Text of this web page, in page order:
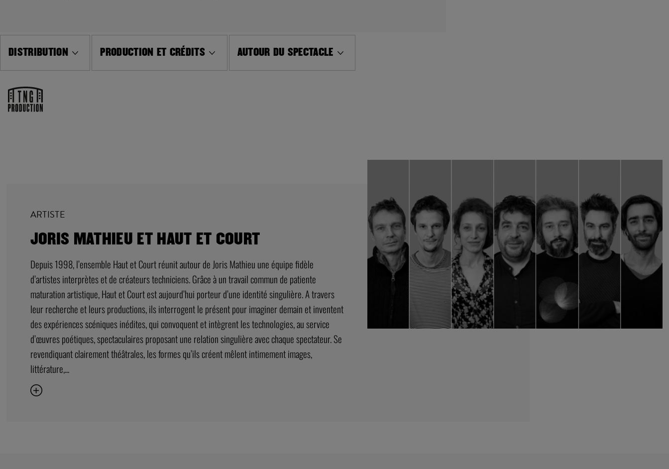
DISTRIBUTION PRODUCTION ET CRÉDITS AUTOUR DU SPECTACLE
ARTISTE
JORIS MATHIEU ET HAUT ET COURT
Depuis 1998, l’ensemble Haut et Court réunit autour de Joris Mathieu une équipe fidèle
d’artistes interprètes et de créateurs techniciens. Grâce à un travail commun de patiente
maturation artistique, Haut et Court est aujourd’hui porteur d’une identité singulière. A travers
leur recherche et leurs productions, ils interrogent le présent pour imaginer demain et inventent
des expériences scéniques inédites, qui convoquent et intègrent les technologies, au service
d’œuvres poétiques, spectaculaires proposant une relation singulière avec chaque spectateur. Se
revendiquant clairement théâtrales, les formes qu’ils créent mêlent intimement images,
littérature,...